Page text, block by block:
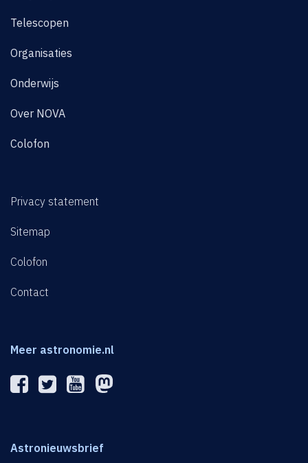
Telescopen
Organisaties
Onderwijs
Over NOVA
Colofon
Privacy statement
Sitemap
Colofon
Contact
Meer astronomie.nl
Astronieuwsbrief